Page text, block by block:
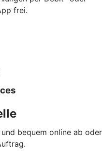
frei.
bequem online ab oder